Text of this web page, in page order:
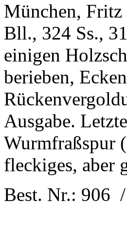
München, Fritz
Bll., 324 Ss.,
einigen
berieben,
Ausgabe.
Wurmfraßspur
fleckiges, aber
Best. Nr.: 906